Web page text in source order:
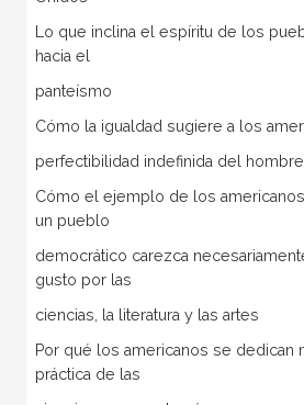
Lo que inclina el espíritu de los
hacia el
panteísmo
Cómo la igualdad sugiere a los
perfectibilidad indefinida del hombre
Cómo el ejemplo de los
un pueblo
democrático carezca
gusto por las
ciencias, la literatura y las artes
Por qué los americanos se dedican
práctica de las